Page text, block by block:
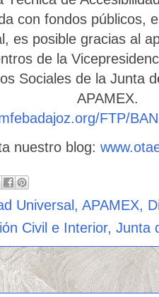
con fondos públicos,
es posible gracias al
de la
Sociales de la Junta
APAMEX.
FTP/
nuestro blog:
Universal , APAMEX,
Civil e Interior, Junta